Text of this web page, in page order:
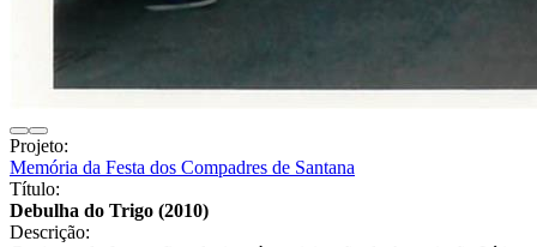
Projeto:
Memória da Festa dos Compadres de Santana
Título:
Debulha do Trigo (2010)
Descrição: